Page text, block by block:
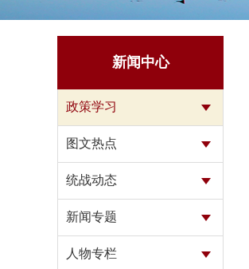
新闻中心
政策学习
图文热点
统战动态
新闻专题
人物专栏